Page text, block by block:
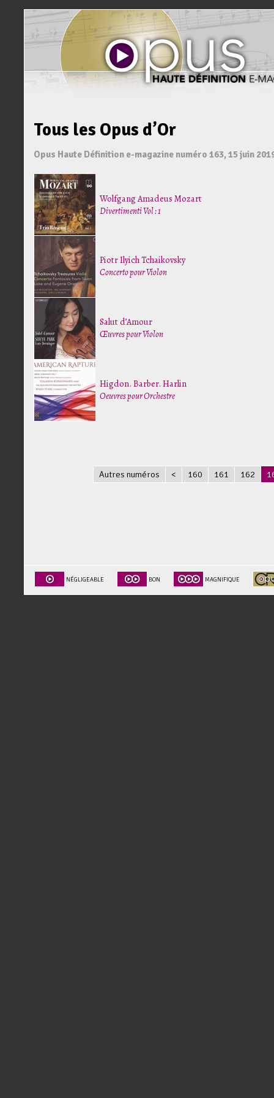
Tous les Opus d’Or
Opus Haute Définition e-magazine numéro 163, 15 juin
Wolfgang Amadeus Mozart
Divertimenti Vol : 1
Piotr Ilyich Tchaikovsky
Concerto pour Violon
Salut d’Amour
Œuvres pour Violon
Higdon. Barber. Harlin
Oeuvres pour Orchestre
Autres numéros < 160 161 162
NÉGLIGEABLE BON MAGNIFIQUE